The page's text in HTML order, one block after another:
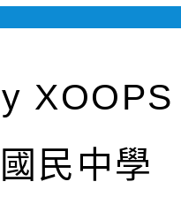
XOOPS
民中學